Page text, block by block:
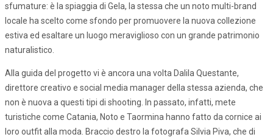
sfumature: è la spiaggia di Gela, la stessa che un noto multi-brand
locale ha scelto come sfondo per promuovere la nuova collezione
estiva ed esaltare un luogo meraviglioso con un grande patrimonio
naturalistico.
Alla guida del progetto vi è ancora una volta Dalila Questante,
direttore creativo e social media manager della stessa azienda, che
non è nuova a questi tipi di shooting. In passato, infatti, mete
turistiche come Catania, Noto e Taormina hanno fatto da cornice ai
loro outfit alla moda. Braccio destro la fotografa Silvia Piva, che di